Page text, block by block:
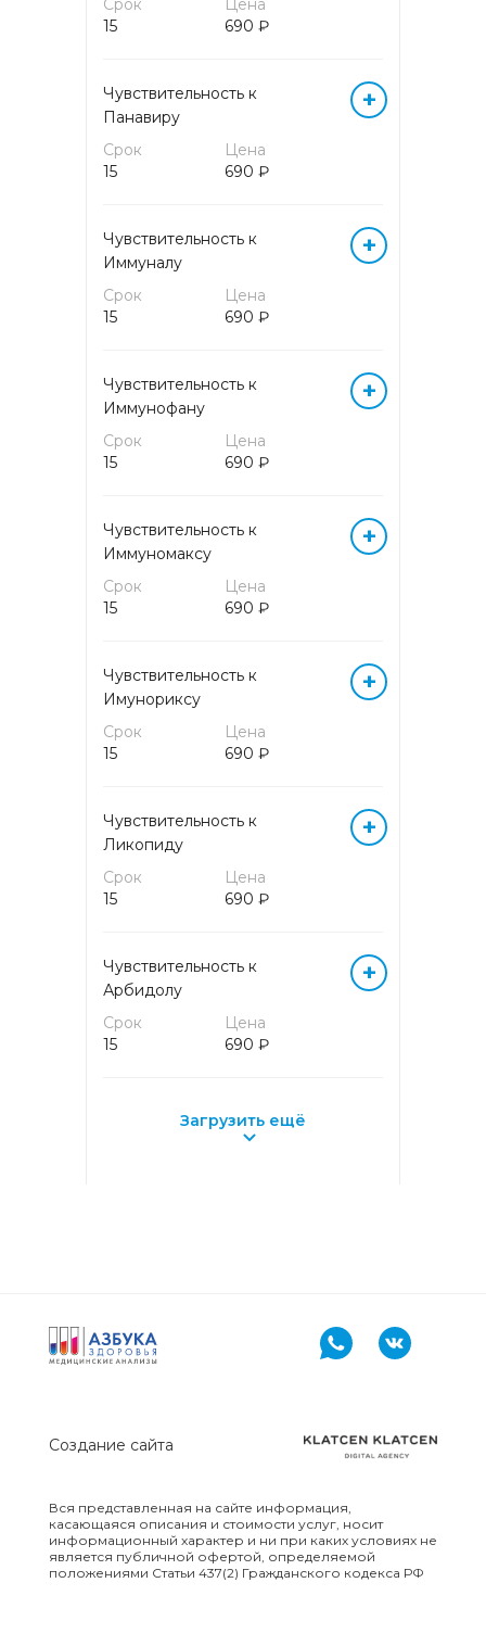
ИССЛЕДОВАНИЯ
ИССЛЕДОВАНИЯ
КОМПЛЕКСНЫЕ АНАЛИЗЫ
МОЛЕКУЛЯРНО-
БИОЛОГИЧЕСКИЕ
ИССЛЕДОВАНИЯ
МОЛЕКУЛЯРНО-
ГЕНЕТИЧЕСКИЕ
ИССЛЕДОВАНИЯ
ПАТОМОРФОЛОГИЧЕСКИЕ
ИССЛЕДОВАНИЯ
ПРОГРАММЫ
СЕРОЛОГИЧЕСКИЕ МАРКЕРЫ
ИНФЕКЦИОННЫХ
ЗАБОЛЕВАНИЙ
ХИМИКО-
ИССЛЕДОВАНИЯ
ТОКСИКОЛОГИЧЕСКИЕ
ИССЛЕДОВАНИЯ
(АМИНОКИСЛОТЫ И
АЦИЛКАРНИТИНЫ)
ИССЛЕДОВАНИЯ (ВИТАМИНЫ
И ЖИРНЫЕ КИСЛОТЫ)
ХИМИКО-
ТОКСИКОЛОГИЧЕСКИЕ
ИССЛЕДОВАНИЯ
ИССЛЕДОВАНИЯ (МОЧА)
ХИМИКО-
ТОКСИКОЛОГИЧЕСКИЕ
Срок
15
Цена
690 ₽
Чувствительность к
Панавиру
Срок
15
Цена
690 ₽
+
Чувствительность к
Иммуналу
Срок
15
Цена
690 ₽
+
Чувствительность к
Иммунофану
Срок
15
Цена
690 ₽
+
Чувствительность к
Иммуномаксу
Срок
15
Цена
690 ₽
+
Чувствительность к
Имунориксу
Срок
15
Цена
690 ₽
+
Чувствительность к
Ликопиду
Срок
15
Цена
690 ₽
+
Чувствительность к
Арбидолу
Срок
15
Цена
690 ₽
+
Загрузить ещё
Вся представленная на сайте информация,
касающаяся описания и стоимости услуг, носит
информационный характер и ни при каких условиях не
является публичной офертой, определяемой
положениями Статьи 437(2) Гражданского кодекса РФ
Создание сайта